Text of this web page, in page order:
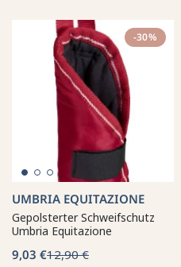
-30%
UMBRIA EQUITAZIONE
Gepolsterter Schweifschutz
Umbria Equitazione
9,03 €12,90 €